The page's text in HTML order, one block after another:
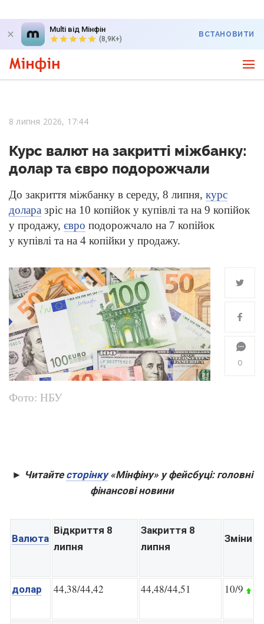
Multi від Мінфін
(8,9K+)
ВСТАНОВИТИ
8 липня 2026, 17:44
Курс валют на закритті міжбанку:
долар та євро подорожчали
До закриття міжбанку в середу, 8 липня, курс
долара зріс на 10 копійок у купівлі та на 9 копійок
у продажу, євро подорожчало на 7 копійок
у купівлі та на 4 копійки у продажу.
Фото: НБУ
0
► Читайте сторінку«Мінфіну» у фейсбуці: головні
фінансові новини
Валюта
Відкриття 8
липня
Закриття 8
липня
Зміни
долар 44,38/44,42 44,48/44,51 10/9